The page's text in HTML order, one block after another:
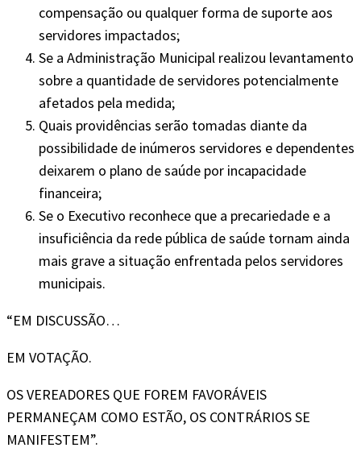
compensação ou qualquer forma de suporte aos
servidores impactados;
Se a Administração Municipal realizou levantamento
sobre a quantidade de servidores potencialmente
afetados pela medida;
Quais providências serão tomadas diante da
possibilidade de inúmeros servidores e dependentes
deixarem o plano de saúde por incapacidade
financeira;
Se o Executivo reconhece que a precariedade e a
insuficiência da rede pública de saúde tornam ainda
mais grave a situação enfrentada pelos servidores
municipais.
“EM DISCUSSÃO…
EM VOTAÇÃO.
OS VEREADORES QUE FOREM FAVORÁVEIS
PERMANEÇAM COMO ESTÃO, OS CONTRÁRIOS SE
MANIFESTEM”.